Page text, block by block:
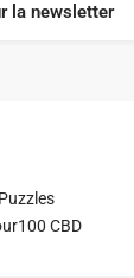
la newsletter
CBD